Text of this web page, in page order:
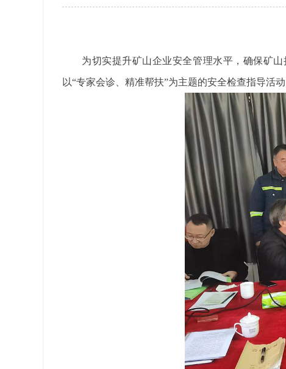
为切实提升矿山企业安全管理水平，确保矿
以“专家会诊、精准帮扶”为主题的安全检查指导活